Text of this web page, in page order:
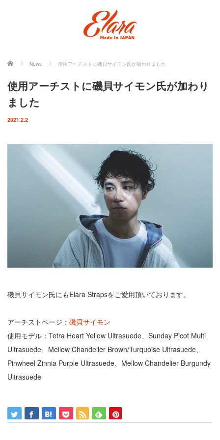
ホーム News 使用アーチストに磯貝サイモン氏が加わりました
使用アーチストに磯貝サイモン氏が加わり
ました
2021.2.2
磯貝サイモン氏にもElara Strapsをご愛用頂いております。
アーチストページ： 磯貝サイモン
使用モデル：Tetra Heart Yellow Ultrasuede、Sunday Picot Multi
Ultrasuede、Mellow Chandelier Brown/Turquoise Ultrasuede、
Pinwheel Zinnia Purple Ultrasuede、Mellow Chandelier Burgundy
Ultrasuede